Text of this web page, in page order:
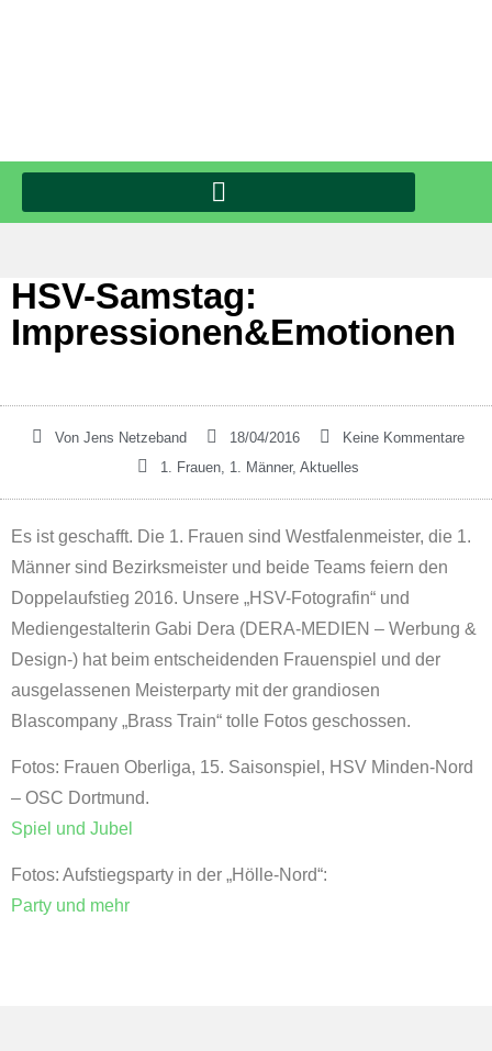
HSV-Samstag:
Impressionen&Emotionen
VonJens Netzeband 18/04/2016
Keine Kommentare
1. Frauen, 1. Männer, Aktuelles
Es ist geschafft. Die 1. Frauen sind Westfalenmeister, die 1.
Männer sind Bezirksmeister und beide Teams feiern den
Doppelaufstieg 2016. Unsere „HSV-Fotografin“ und
Mediengestalterin Gabi Dera (DERA-MEDIEN – Werbung &
Design-) hat beim entscheidenden Frauenspiel und der
ausgelassenen Meisterparty mit der grandiosen
Blascompany „Brass Train“ tolle Fotos geschossen.
Fotos: Frauen Oberliga, 15. Saisonspiel, HSV Minden-Nord
– OSC Dortmund.
Spiel und Jubel
Fotos: Aufstiegsparty in der „Hölle-Nord“:
Party und mehr